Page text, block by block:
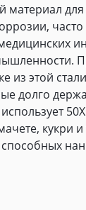
материал
из этой
долго
кукри
способных